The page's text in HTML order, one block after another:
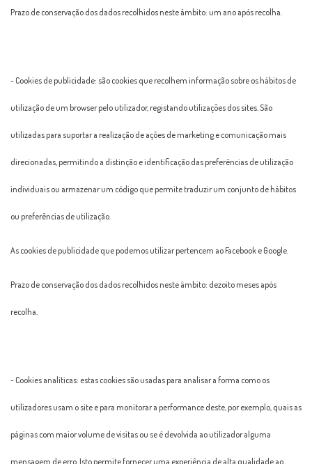
Prazo de conservação dos dados recolhidos neste âmbito: um ano após recolha.
- Cookies de publicidade: são cookies que recolhem informação sobre os hábitos de
utilização de um browser pelo utilizador, registando utilizações dos sites. São
utilizadas para suportar a realização de ações de marketing e comunicação mais
direcionadas, permitindo a distinção e identificação das preferências de utilização
individuais ou armazenar um código que permite traduzir um conjunto de hábitos
ou preferências de utilização.
As cookies de publicidade que podemos utilizar pertencem ao Facebook e Google.
Prazo de conservação dos dados recolhidos neste âmbito: dezoito meses após
recolha.
- Cookies analíticas: estas cookies são usadas para analisar a forma como os
utilizadores usam o site e para monitorar a performance deste, por exemplo, quais as
páginas com maior volume de visitas ou se é devolvida ao utilizador alguma
mensagem de erro. Isto permite fornecer uma experiência de alta qualidade ao